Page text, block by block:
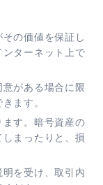
の価値を保証し
ターネット上で
がある場合に限
ます。
す。暗号資産の
まったりと、損
を受け、取引内